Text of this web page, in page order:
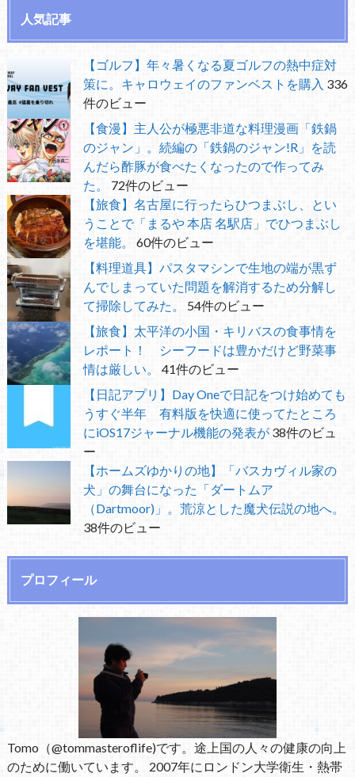
人気記事
【ゴルフ】年々暑くなる夏ゴルフの熱中症対
策に。キャロウェイのファンベストを購入 336
件のビュー
【食漫】主人公が極悪非道な料理漫画「鉄鍋
のジャン」。続編の「鉄鍋のジャン!R」を読
んだら酢豚が食べたくなったので作ってみ
た。
72件のビュー
【旅食】名古屋に行ったらひつまぶし、とい
うことで「まるや 本店 名駅店」でひつまぶし
を堪能。
60件のビュー
【料理道具】パスタマシンで生地の端が黒ず
んでしまっていた問題を解消するため分解し
て掃除してみた。
54件のビュー
【旅食】太平洋の小国・キリバスの食事情を
レポート！ シーフードは豊かだけど野菜事
情は厳しい。
41件のビュー
【日記アプリ】Day Oneで日記をつけ始めても
うすぐ半年 有料版を快適に使ってたところ
にiOS17ジャーナル機能の発表が 38件のビュ
ー
【ホームズゆかりの地】「バスカヴィル家の
犬」の舞台になった「ダートムア
（Dartmoor)」。荒涼とした魔犬伝説の地へ。
38件のビュー
プロフィール
Tomo（@tommasteroflife)です。途上国の人々の健康の向上
のために働いています。 2007年にロンドン大学衛生・熱帯